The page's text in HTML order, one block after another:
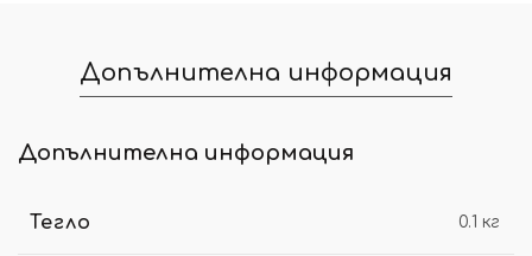
Допълнителна информация
Допълнителна информация
Тегло 0.1 кг